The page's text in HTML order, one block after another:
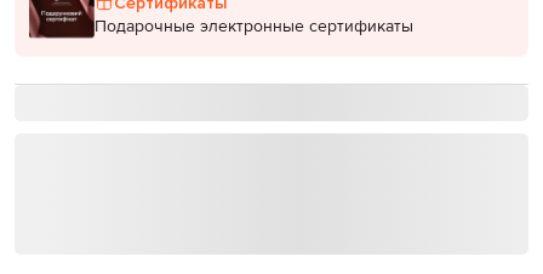
Подарочные электронные сертификаты